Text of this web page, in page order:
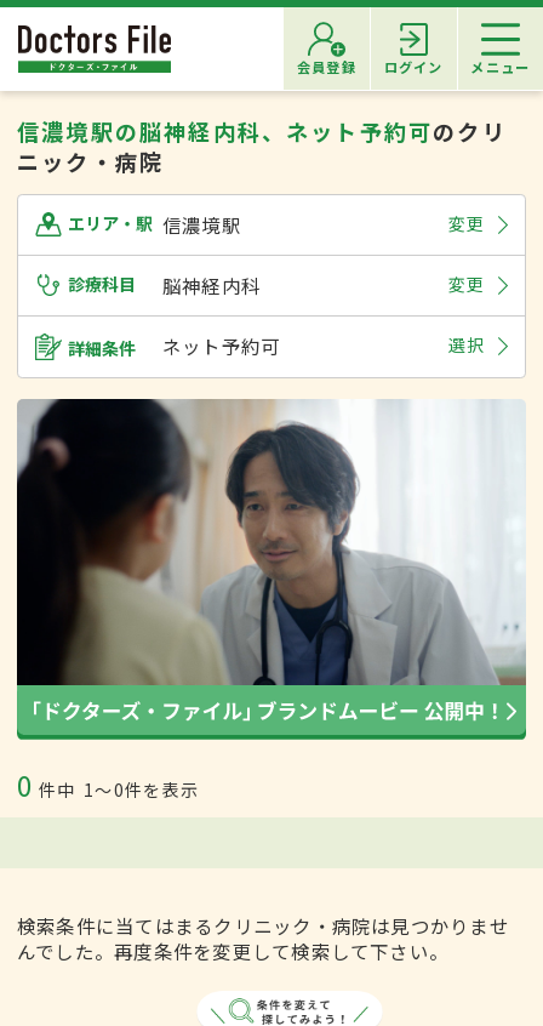
会員登録 ログイン メニュー
信濃境駅の脳神経内科、ネット予約可のクリ
ニック・病院
エリア・駅 信濃境駅 変更
診療科目 脳神経内科 変更
詳細条件 ネット予約可 選択
0 件中 1〜0件を表示
検索条件に当てはまるクリニック・病院は見つかりませ
んでした。再度条件を変更して検索して下さい。